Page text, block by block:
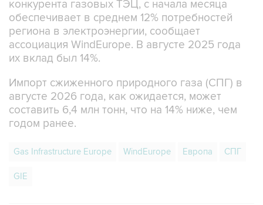
конкурента газовых ТЭЦ, с начала месяца
обеспечивает в среднем 12% потребностей
региона в электроэнергии, сообщает
ассоциация WindEurope. В августе 2025 года
их вклад был 14%.
Импорт сжиженного природного газа (СПГ) в
августе 2026 года, как ожидается, может
составить 6,4 млн тонн, что на 14% ниже, чем
годом ранее.
Gas Infrastructure Europe WindEurope Европа СПГ
GIE